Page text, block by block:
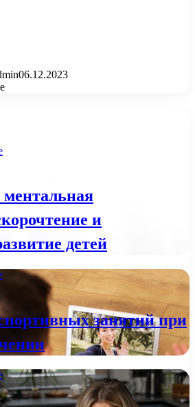
06.12.2023
и
детей
занятий при